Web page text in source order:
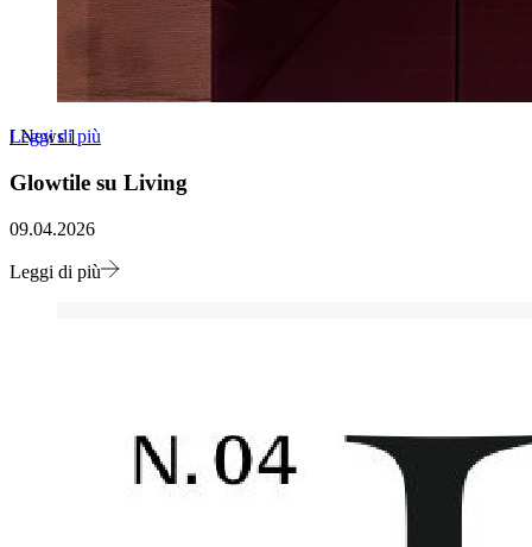
Leggi di più
[News]
Glowtile su Living
09.04.2026
Leggi di più